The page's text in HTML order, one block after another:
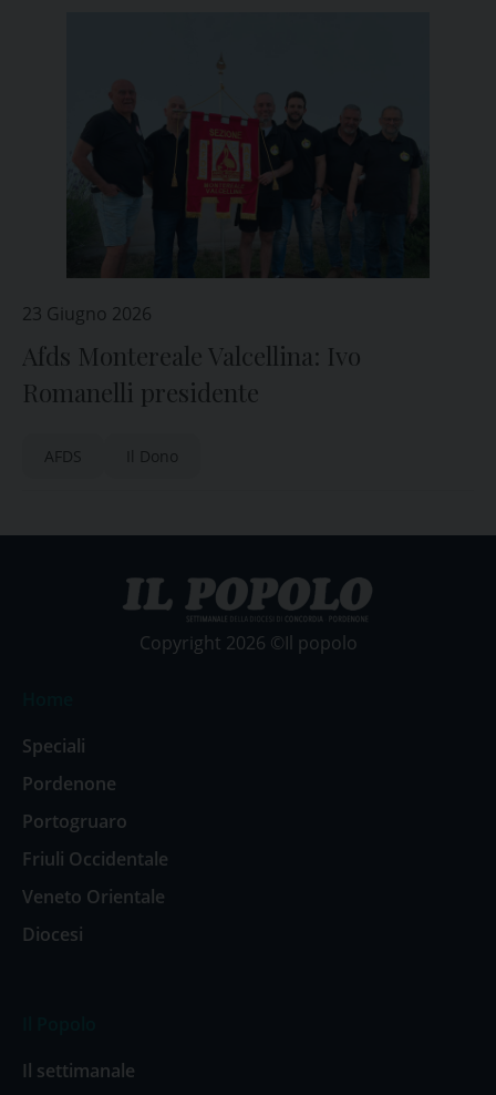
23 Giugno 2026
Afds Montereale Valcellina: Ivo
Romanelli presidente
AFDS Il Dono
Copyright 2026 ©Il popolo
Speciali
Pordenone
Portogruaro
Friuli Occidentale
Veneto Orientale
Diocesi
Il settimanale